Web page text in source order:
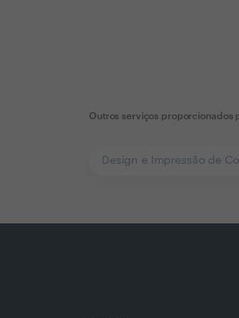
Outros serviços proporcionados
Design e Impressão de